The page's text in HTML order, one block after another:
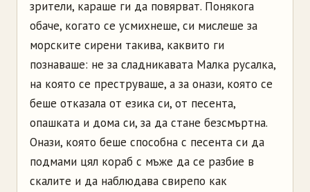
зрители, караше ги да повярват. Понякога
обаче, когато се усмихнеше, си мислеше за
морските сирени такива, каквито ги
познаваше: не за сладникавата Малка русалка,
на която се преструваше, а за онази, която се
беше отказала от езика си, от песента,
опашката и дома си, за да стане безсмъртна.
Онази, която беше способна с песента си да
подмами цял кораб с мъже да се разбие в
скалите и да наблюдава свирепо как